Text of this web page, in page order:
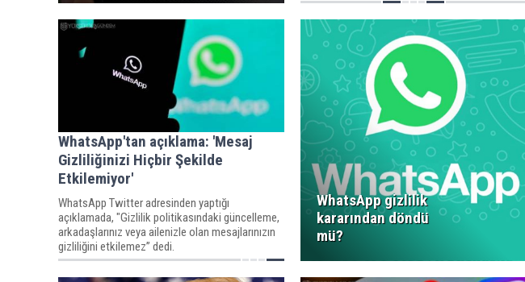
WhatsApp'tan açıklama: 'Mesaj
Gizliliğinizi Hiçbir Şekilde
Etkilemiyor'
WhatsApp Twitter adresinden yaptığı
açıklamada, "Gizlilik politikasındaki güncelleme,
arkadaşlarınız veya ailenizle olan mesajlarınızın
gizliliğini etkilemez” dedi.
WhatsApp gizlilik
kararından döndü
mü?